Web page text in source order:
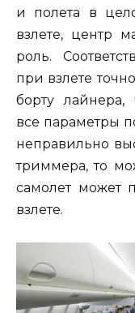
и полета в
взлете, центр
роль.
при взлете
борту лайнера,
все параметры
неправильно
триммера, то
самолет может
взлете.